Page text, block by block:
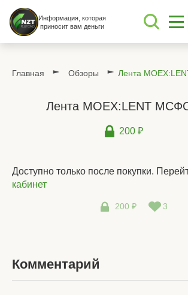
Информация, которая
приносит вам деньги
Главная Обзоры Лента
Лента MOEX:LENT
200 ₽
Доступно только после покупки.
кабинет
200 ₽ 3
Комментарий